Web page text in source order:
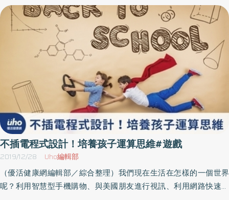
造成腦部更被扭曲和壓迫，造成腦部程度不等的傷害：（1）腦部的
表淺靜脈連結著腦部和硬腦膜，而硬腦膜緊貼在顱骨內側，當這橋
樑靜脈受到牽扯而超過它們的彈性張力時，就會破裂出血，造成硬
腦膜下血腫或蜘蛛膜下出血。（2）腦部撞擊到頭顱骨的內緣，造成
腦組織直接的受傷。（3）腦部深層的組織和神經纖維，在劇烈搖動
時被破壞斷裂。（4）嬰兒被搖晃時停止了哭泣也停止呼吸，使得身
體特別是腦部氧氣的供應不足，進一步造成腦組織不可逆性的傷
害。（5）受傷的腦細胞會釋放出有害的化學物質，導致腦組織的缺
氧更嚴重或直接造成腦細胞破壞死亡。嬰兒搖晃症的臨床症狀除了
劇烈搖晃會造成嬰兒或寶寶受傷，其他動作也可能導致傷害。當孩
子發生搖晃症候群時，身體會出現非常不舒服徵召，寶寶可能會出
現不明原因尖銳的哭鬧、不安煩燥的情緒，若伴隨四肢無力、腦部
不自主放電而出現的抽筋狀況，甚至是昏迷、嗜睡、不停流口水、
嘔吐、呼吸加快、體溫下降、心跳過慢都應盡快就醫，並把觀察到
職能治療師特地設計教案，讓孩子可以在家練練手功能及運筆，讓
孩子在家能持續學習之餘，且減少與3C產品黏在一起的時間！居家
遊戲1.專注力訓練 - 大自然中的小奧秘蜜蜂在授粉時，主要會選擇黃
色或是藍色的花朵，對紅色的花朵比較遲鈍。蛾在授粉時，主要會
選擇白色或是黃色的花朵。蒼蠅也會授粉唷！蒼蠅會選擇紅色的花
朵且味道像腐敗的肉來授粉！這次的學習單有分等級，不同年齡層
的孩子都能玩玩看喔！初階版：適合幼稚園小班以下的小寶貝，訓
練孩子顏色、數量與視知覺專注力。中階版：適合幼稚園中班以上
的小可愛們，訓練孩子視覺搜尋及主體背景能力。進階版：適合國
小以上的小勇士，訓練孩子簡易加乘法及視知覺專注力。全包版：
適合願意挑戰所有關卡的小戰士。居家遊戲2.手功能運筆教案 - 稀哩
稀哩，嘩啦嘩啦，雨下來了！本教案使用方式：1.請孩子拿彩色筆、
蠟筆、奇異筆、水彩皆可，將教案中的圖案延虛線連起來！可訓練
孩子運筆與書寫能力。2.可詢問孩子天氣圖意義及情境！訓練孩子生
活與溝通表達能力。3.可數出每種天氣圖中「雨」、「雷」、「龍捲
不插電程式設計！培養孩子運算思維#遊戲
2019/12/28 Uho編輯部
（優活健康網編輯部／綜合整理）我們現在生活在怎樣的一個世界
呢？利用智慧型手機購物、與美國朋友進行視訊、利用網路快速搜